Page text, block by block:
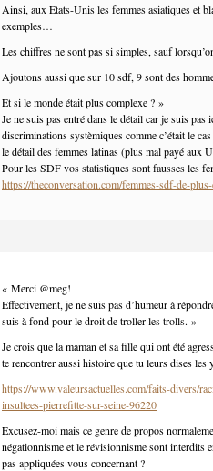
Ainsi, aux Etats-Unis les femmes asiatiques et
exemples…
Les chiffres ne sont pas si simples, sauf
Ajoutons aussi que sur 10 sdf, 9 sont des
Et si le monde était plus complexe ? »
Je ne suis pas entré dans le détail car je suis
discriminations systèmiques comme c’était le
le détail des femmes latinas (plus mal payé aux
Pour les SDF vos statistiques sont fausses les
https://theconversation.com/femmes-sdf-de-
« Merci @meg!
Effectivement, je ne suis pas d’humeur à
suis à fond pour le droit de troller les trolls. »
Je crois que la maman et sa fille qui ont été
te rencontrer aussi histoire que tu leurs dises les
https://www.valeursactuelles.com/faits-divers/
insultees-pierrefitte-sur-seine-96220
Excusez-moi mais ce genre de propos
négationnisme et le révisionnisme sont interdits
pas appliquées vous concernant ?